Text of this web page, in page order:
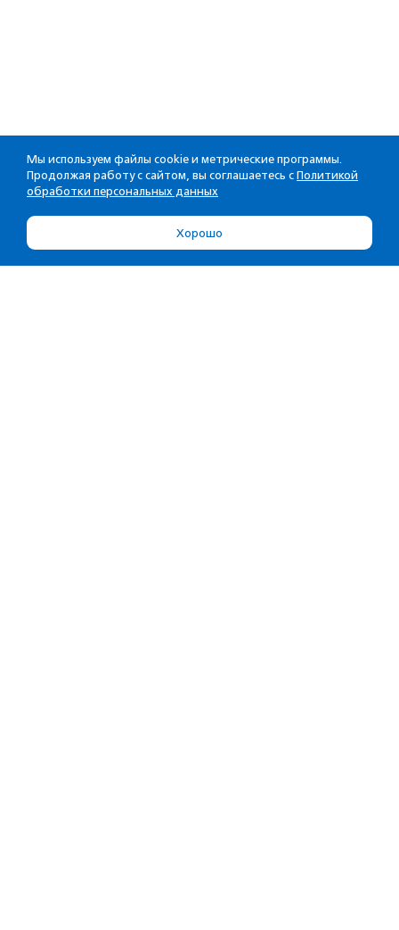
Мы используем файлы cookie и метрические программы.
Продолжая работу с сайтом, вы соглашаетесь с Политикой
обработки персональных данных
Хорошо